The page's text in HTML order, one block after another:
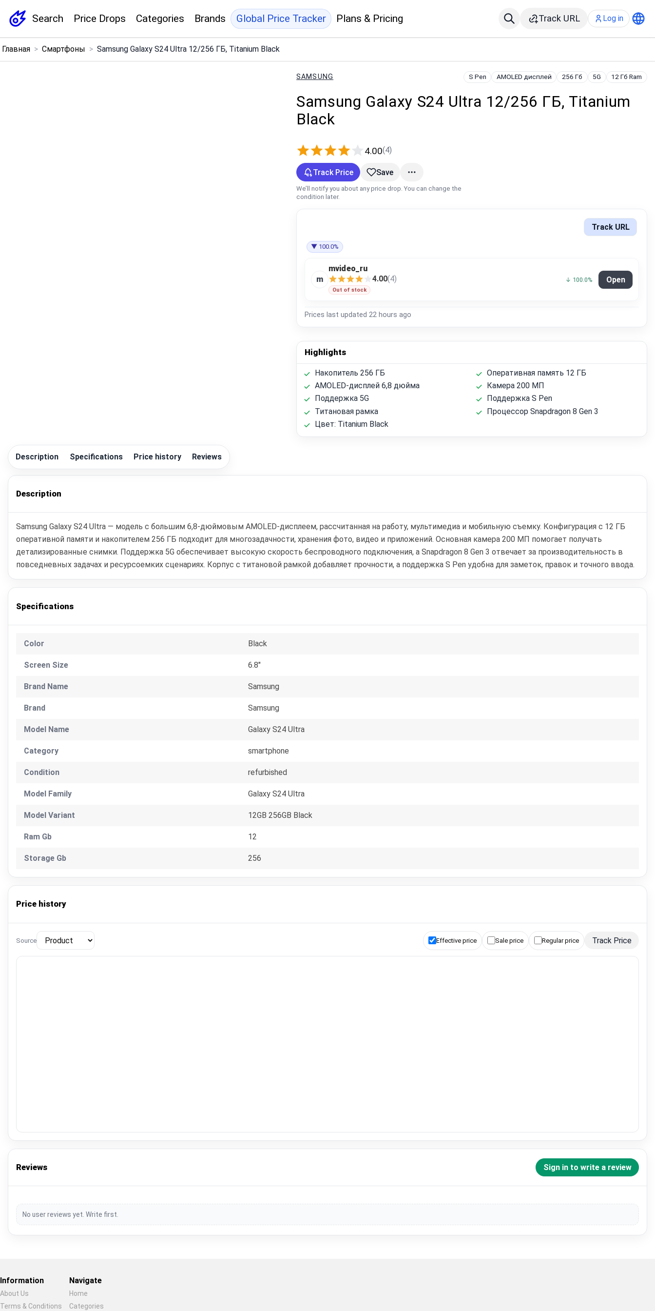
Search Price Drops Categories Brands Global Price Tracker Plans & Pricing Track URL Log in
Menu ×
Главная > Смартфоны > Samsung Galaxy S24 Ultra 12/256 ГБ, Titanium Black
SAMSUNG S Pen AMOLED дисплей 256 Гб 5G 12 Гб Ram
Samsung Galaxy S24 Ultra 12/256 ГБ, Titanium
Black
4.00(4)
Track Price Save
We’ll notify you about any price drop. You can change the
condition later.
Track URL
▼ 100.0%
m
mvideo_ru
4.00(4)
Out of stock
↓ 100.0% Open
Prices last updated 22 hours ago
Highlights
Накопитель 256 ГБ
Оперативная память 12 ГБ
AMOLED-дисплей 6,8 дюйма
Камера 200 МП
Поддержка 5G
Поддержка S Pen
Титановая рамка
Процессор Snapdragon 8 Gen 3
Цвет: Titanium Black
Description Specifications Price history Reviews
Description
Samsung Galaxy S24 Ultra — модель с большим 6,8-дюймовым AMOLED-дисплеем, рассчитанная на работу, мультимедиа и мобильную съемку. Конфигурация с 12 ГБ
оперативной памяти и накопителем 256 ГБ подходит для многозадачности, хранения фото, видео и приложений. Основная камера 200 МП помогает получать
детализированные снимки. Поддержка 5G обеспечивает высокую скорость беспроводного подключения, а Snapdragon 8 Gen 3 отвечает за производительность в
повседневных задачах и ресурсоемких сценариях. Корпус с титановой рамкой добавляет прочности, а поддержка S Pen удобна для заметок, правок и точного ввода.
Specifications
Color Black
Screen Size 6.8"
Brand Name Samsung
Brand Samsung
Model Name Galaxy S24 Ultra
Category smartphone
Condition refurbished
Model Family Galaxy S24 Ultra
Model Variant 12GB 256GB Black
Ram Gb 12
Storage Gb 256
Price history
Source Effective price Sale price Regular price Track Price
Reviews Sign in to write a review
No user reviews yet. Write first.
Information
About Us
Terms & Conditions
Navigate
Home
Categories